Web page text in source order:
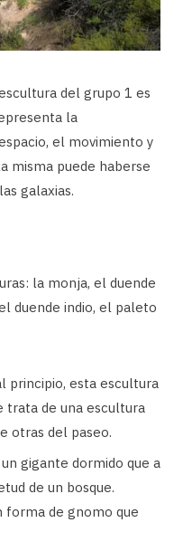
del grupo 1 es
la
el movimiento y
misma puede haberse
galaxias.
la monja, el duende
duende indio, el paleto
principio, esta escultura
trata de una escultura
otras del paseo.
gigante dormido que a
de un bosque.
forma de gnomo que